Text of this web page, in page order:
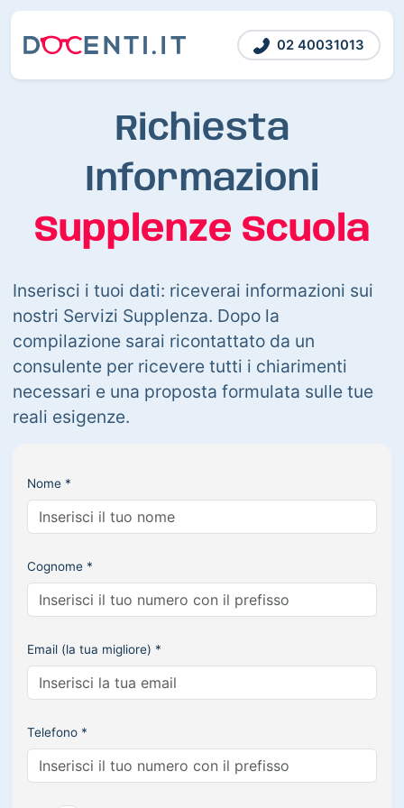
02 40031013
Richiesta
Informazioni
Supplenze Scuola
Inserisci i tuoi dati: riceverai informazioni sui
nostri Servizi Supplenza. Dopo la
compilazione sarai ricontattato da un
consulente per ricevere tutti i chiarimenti
necessari e una proposta formulata sulle tue
reali esigenze.
Nome *
Cognome *
Email (la tua migliore) *
Telefono *